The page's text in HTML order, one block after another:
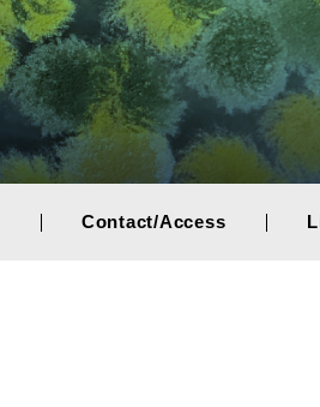
Contact/Access